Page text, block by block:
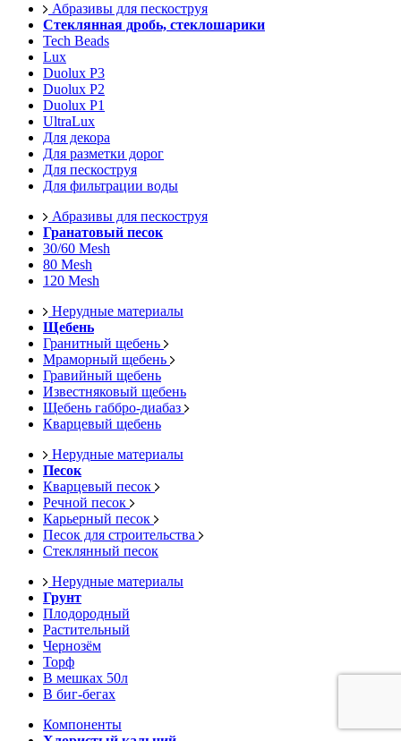
Абразивы для пескоструя
Стеклянная дробь, стеклошарики
Tech Beads
Lux
Duolux P3
Duolux P2
Duolux P1
UltraLux
Для декора
Для разметки дорог
Для пескоструя
Для фильтрации воды
Абразивы для пескоструя
Гранатовый песок
30/60 Mesh
80 Mesh
120 Mesh
Нерудные материалы
Щебень
Гранитный щебень
Мраморный щебень
Гравийный щебень
Известняковый щебень
Щебень габбро-диабаз
Кварцевый щебень
Нерудные материалы
Песок
Кварцевый песок
Речной песок
Карьерный песок
Песок для строительства
Стеклянный песок
Нерудные материалы
Грунт
Плодородный
Растительный
Чернозём
Торф
В мешках 50л
В биг-бегах
Компоненты